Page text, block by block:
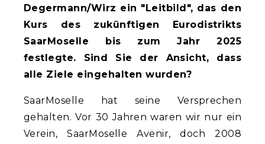
Degermann/Wirz ein "Leitbild", das den
Kurs des zukünftigen Eurodistrikts
SaarMoselle bis zum Jahr 2025
festlegte. Sind Sie der Ansicht, dass
alle Ziele eingehalten wurden?
SaarMoselle hat seine Versprechen
gehalten. Vor 30 Jahren waren wir nur ein
Verein, SaarMoselle Avenir, doch 2008